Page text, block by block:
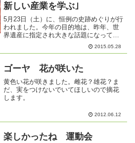
新しい産業を学ぶ｣
5月23日（土）に、恒例の史跡めぐりが行
われました。今年の目的地は、昨年、世
界遺産に指定され大きな話題になってい
る「富岡製糸場」とその周辺施設。総勢
41名の皆さんにご参加をいただき、晴天
学ができました。柳...
2015.05.28
ゴーヤ 花が咲いた
黄色い花が咲きました。雌花？雄花？ま
だ、実をつけないでいてほしいので摘花
します。
2012.06.12
楽しかったね 運動会